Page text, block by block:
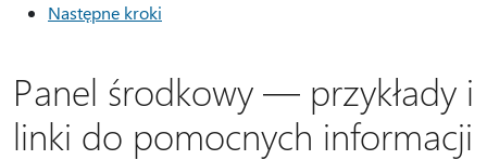
Następne kroki
Panel środkowy — przykłady i
linki do pomocnych informacji